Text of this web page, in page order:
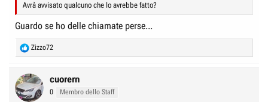
Avrà avvisato qualcuno che lo avrebbe fatto?
Guardo se ho delle chiamate perse...
R
e
c
t
i
Zizzo72
cuorern
0 Membro dello Staff